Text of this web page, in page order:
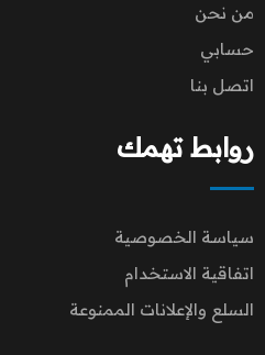
من نحن
حسابي
اتصل بنا
روابط تهمك
سياسة الخصوصية
اتفاقية الاستخدام
السلع والإعلانات الممنوعة